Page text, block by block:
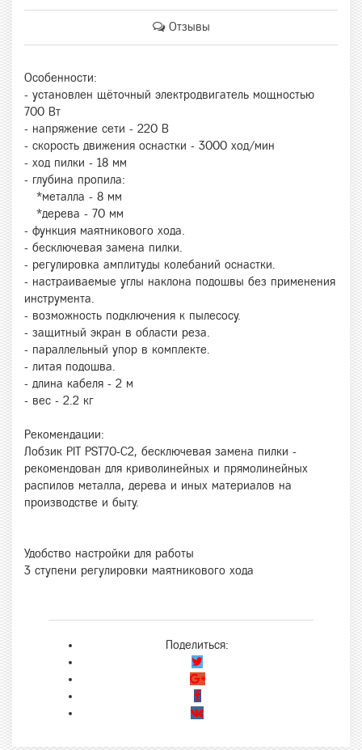
Отзывы
Особенности:
- установлен щёточный электродвигатель мощностью
700 Вт
- напряжение сети - 220 В
- скорость движения оснастки - 3000 ход/мин
- ход пилки - 18 мм
- глубина пропила:
*металла - 8 мм
*дерева - 70 мм
- функция маятникового хода.
- бесключевая замена пилки.
- регулировка амплитуды колебаний оснастки.
- настраиваемые углы наклона подошвы без применения
инструмента.
- возможность подключения к пылесосу.
- защитный экран в области реза.
- параллельный упор в комплекте.
- литая подошва.
- длина кабеля - 2 м
- вес - 2.2 кг
Рекомендации:
Лобзик PIT PST70-C2, бесключевая замена пилки -
рекомендован для криволинейных и прямолинейных
распилов металла, дерева и иных материалов на
производстве и быту.
Удобство настройки для работы
3 ступени регулировки маятникового хода
Поделиться: